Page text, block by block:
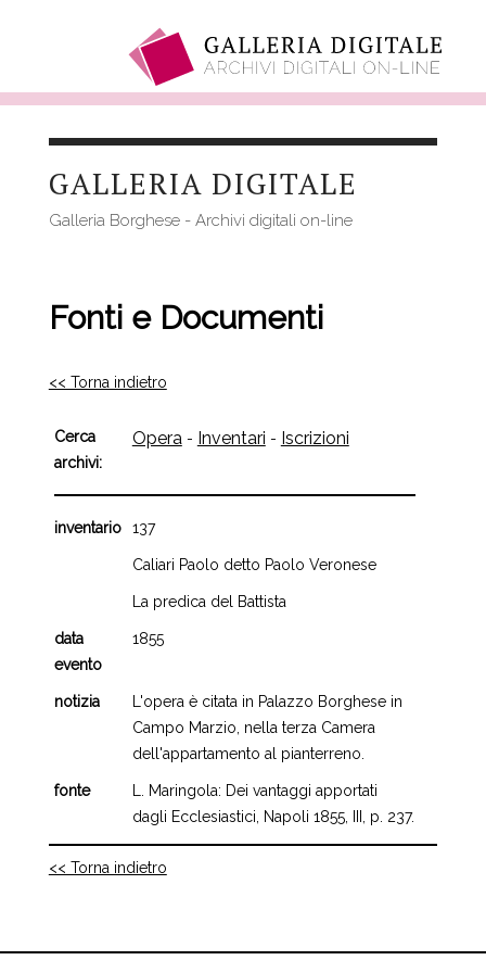
contenutoGALLERIA DIGITALE
Galleria Borghese - Archivi digitali on-line
Fonti e Documenti
<< Torna indietro
Cerca
archivi:
Opera - Inventari - Iscrizioni
inventario 137
Caliari Paolo detto Paolo Veronese
La predica del Battista
data
evento
1855
notizia
L'opera è citata in Palazzo Borghese in
Campo Marzio, nella terza Camera
dell'appartamento al pianterreno.
fonte
L. Maringola: Dei vantaggi apportati
dagli Ecclesiastici, Napoli 1855, III, p. 237.
<< Torna indietro